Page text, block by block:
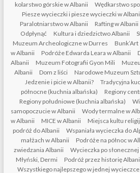
kolarstwo górskie w Albanii
Wędkarstwo
Piesze wycieczki i piesze wycieczki w
Paralotniarstwo w Albanii
Rafting w Albanii
Odpłynąć
Kultura i dziedzictwo Albanii
Muzeum Archeologiczne w Durres
Bunk’Art
w Albanii
Podróże Edwarda Leara w Albanii
Albanii
Muzeum Fotografii Gyon Mili
Albanii
Dom z liści
Narodowe Muzeum
Jedzenie i picie w Albanii?
Tradycyjna
północne (kuchnia albańska)
Regiony
Regiony południowe (kuchnia albańska)
samopoczucie w Albanii
Wody termalne w
w Albanii
MICE w Albanii Miejsca kultu
podróż do Albanii
Wspaniała wycieczka do
małżach w Albanii
Podróże na północ w
zwiedzania Albanii
Wycieczka po
Młyński, Dermi
Podróż przez historię
Wszystkiego najlepszego w jednej wycieczce